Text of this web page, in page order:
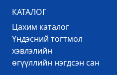
КАТАЛОГ
Цахим каталог
Үндэсний тогтмол
хэвлэлийн
өгүүллийн нэгдсэн сан